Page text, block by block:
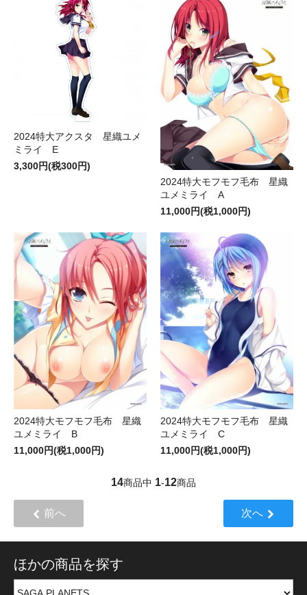
2024特大アクスタ 星織ユメ
ミライ E
3,300円(税300円)
2024特大モフモフ毛布 星織
ユメミライ A
11,000円(税1,000円)
2024特大モフモフ毛布 星織
ユメミライ B
11,000円(税1,000円)
2024特大モフモフ毛布 星織
ユメミライ C
11,000円(税1,000円)
14商品中 1-12商品
前へ 次へ
ほかの商品を探す